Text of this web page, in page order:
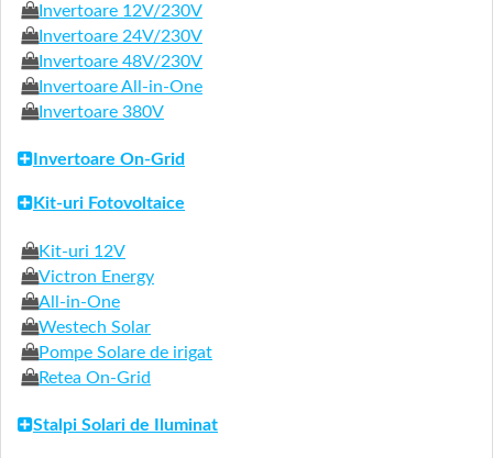
Invertoare 12V/230V
Invertoare 24V/230V
Invertoare 48V/230V
Invertoare All-in-One
Invertoare 380V
Invertoare On-Grid
Kit-uri Fotovoltaice
Kit-uri 12V
Victron Energy
All-in-One
Westech Solar
Pompe Solare de irigat
Retea On-Grid
Stalpi Solari de Iluminat